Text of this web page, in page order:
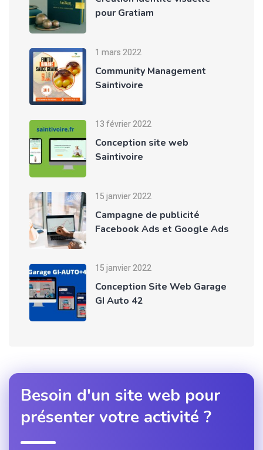
pour Gratiam
1 mars 2022
Community Management
Saintivoire
13 février 2022
Conception site web
Saintivoire
15 janvier 2022
Campagne de publicité
Facebook Ads et Google Ads
15 janvier 2022
Conception Site Web Garage
GI Auto 42
Besoin d'un site web pour
présenter votre activité ?